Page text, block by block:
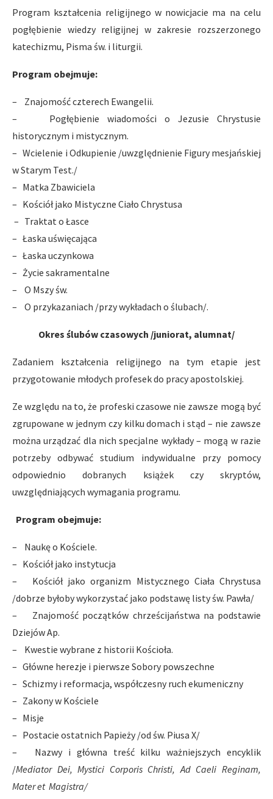
Program kształcenia religijnego w nowicjacie ma na celu
pogłębienie wiedzy religijnej w zakresie rozszerzonego
katechizmu, Pisma św. i liturgii.
Program obejmuje:
– Znajomość czterech Ewangelii.
– Pogłębienie wiadomości o Jezusie Chrystusie
historycznym i mistycznym.
– Wcielenie i Odkupienie /uwzględnienie Figury mesjańskiej
w Starym Test./
– Matka Zbawiciela
– Kościół jako Mistyczne Ciało Chrystusa
– Traktat o Łasce
– Łaska uświęcająca
– Łaska uczynkowa
– Życie sakramentalne
– O Mszy św.
– O przykazaniach /przy wykładach o ślubach/.
Okres ślubów czasowych /juniorat, alumnat/
Zadaniem kształcenia religijnego na tym etapie jest
przygotowanie młodych profesek do pracy apostolskiej.
Ze względu na to, że profeski czasowe nie zawsze mogą być
zgrupowane w jednym czy kilku domach i stąd – nie zawsze
można urządzać dla nich specjalne wykłady – mogą w razie
potrzeby odbywać studium indywidualne przy pomocy
odpowiednio dobranych książek czy skryptów,
uwzględniających wymagania programu.
Program obejmuje:
– Naukę o Kościele.
– Kościół jako instytucja
– Kościół jako organizm Mistycznego Ciała Chrystusa
/dobrze byłoby wykorzystać jako podstawę listy św. Pawła/
– Znajomość początków chrześcijaństwa na podstawie
Dziejów Ap.
– Kwestie wybrane z historii Kościoła.
– Główne herezje i pierwsze Sobory powszechne
– Schizmy i reformacja, współczesny ruch ekumeniczny
– Zakony w Kościele
– Misje
– Postacie ostatnich Papieży /od św. Piusa X/
– Nazwy i główna treść kilku ważniejszych encyklik
/Mediator Dei, Mystici Corporis Christi, Ad Caeli Reginam,
Mater et Magistra/